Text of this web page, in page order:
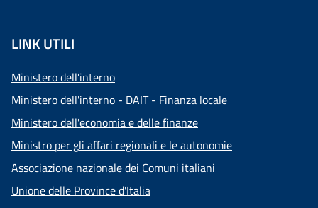
LINK UTILI
Ministero dell'interno
Ministero dell'interno - DAIT - Finanza locale
Ministero dell'economia e delle finanze
Ministro per gli affari regionali e le autonomie
Associazione nazionale dei Comuni italiani
Unione delle Province d'Italia